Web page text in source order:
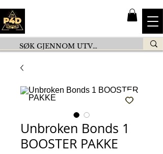
Unbroken Bonds 1
BOOSTER PAKKE